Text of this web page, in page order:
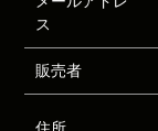
ス
販売者